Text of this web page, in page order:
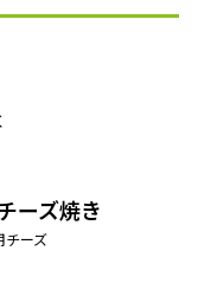
ーズ焼き
チーズ